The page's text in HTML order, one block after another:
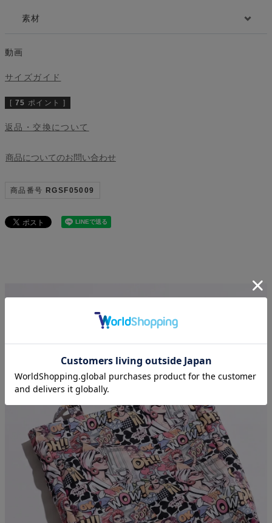
素材
動画
サイズガイド
[ 75 ポイント ]
返品・交換について
商品についてのお問い合わせ
商品番号 RGSF05009